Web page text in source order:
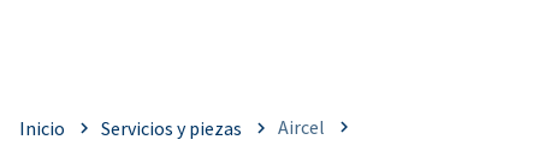
Inicio Servicios y piezas Aircel